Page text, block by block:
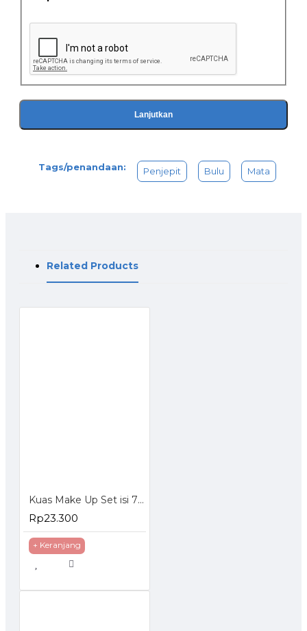
Lanjutkan
Tags/penandaan: Penjepit Bulu Mata
Related Products
Kuas Make Up Set isi 7 Pcs Case Kulit
Rp23.300
+ Keranjang